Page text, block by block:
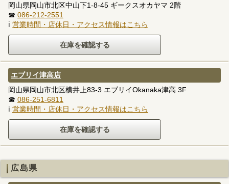
岡山県岡山市北区中山下1-8-45 ギークスオカヤマ 2階
☎ 086-212-2551
ℹ 営業時間・店休日・アクセス情報はこちら
エブリイ津高店
岡山県岡山市北区横井上83-3 エブリイOkanaka津高 3F
☎ 086-251-6811
ℹ 営業時間・店休日・アクセス情報はこちら
広島県